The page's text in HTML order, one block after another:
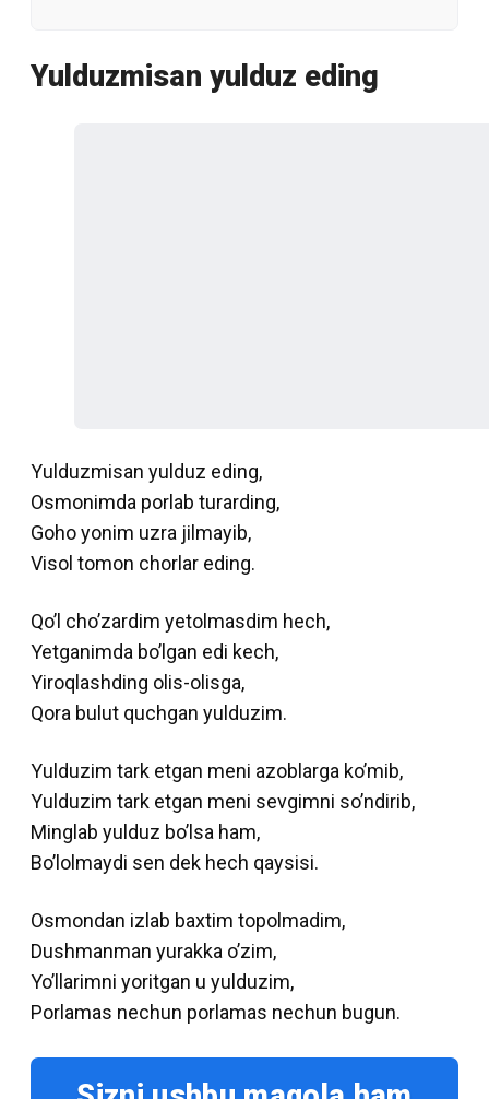
Yulduzmisan yulduz eding
Yulduzmisan yulduz eding,
Osmonimda porlab turarding,
Goho yonim uzra jilmayib,
Visol tomon chorlar eding.
Qo’l cho’zardim yetolmasdim hech,
Yetganimda bo’lgan edi kech,
Yiroqlashding olis-olisga,
Qora bulut quchgan yulduzim.
Yulduzim tark etgan meni azoblarga ko’mib,
Yulduzim tark etgan meni sevgimni so’ndirib,
Minglab yulduz bo’lsa ham,
Bo’lolmaydi sen dek hech qaysisi.
Osmondan izlab baxtim topolmadim,
Dushmanman yurakka o’zim,
Yo’llarimni yoritgan u yulduzim,
Porlamas nechun porlamas nechun bugun.